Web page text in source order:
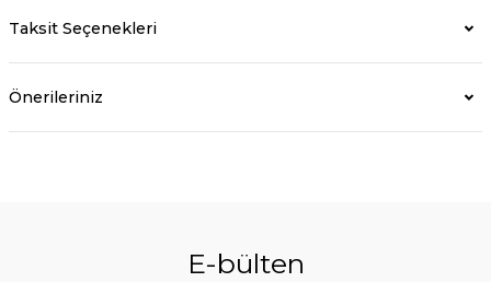
Taksit Seçenekleri
Önerileriniz
E-bülten